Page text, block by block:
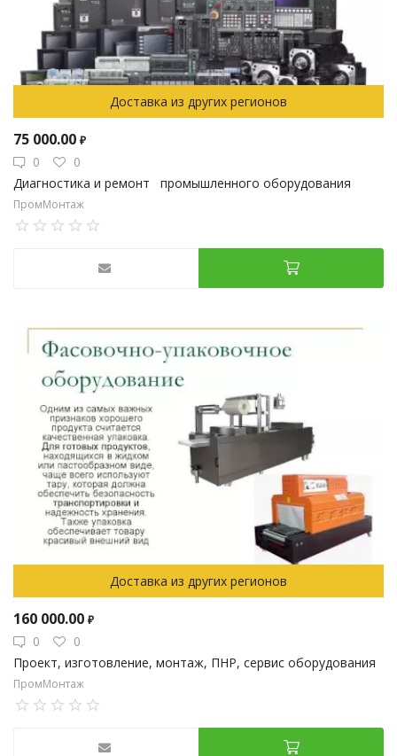
Доставка из других регионов
75 000.00 ₽
0
0
Диагностика и ремонт промышленного оборудования
ПромМонтаж
Доставка из других регионов
160 000.00 ₽
0
0
Проект, изготовление, монтаж, ПНР, сервис оборудования
ПромМонтаж